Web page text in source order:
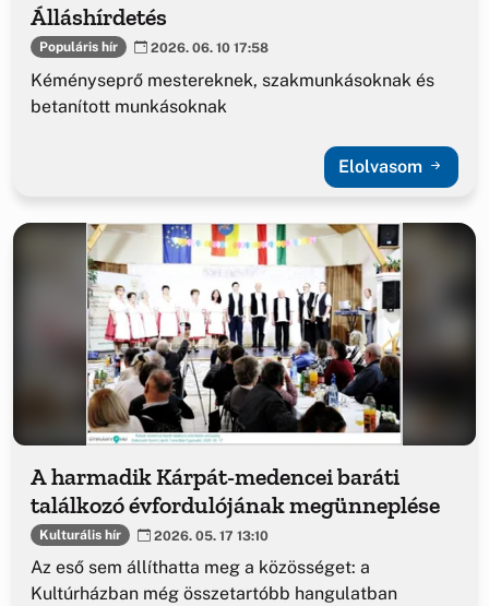
Álláshírdetés
Populáris hír 2026. 06. 10 17:58
Kéményseprő mestereknek, szakmunkásoknak és
betanított munkásoknak
Elolvasom
A harmadik Kárpát-medencei baráti
találkozó évfordulójának megünneplése
Kulturális hír 2026. 05. 17 13:10
Az eső sem állíthatta meg a közösséget: a
Kultúrházban még összetartóbb hangulatban